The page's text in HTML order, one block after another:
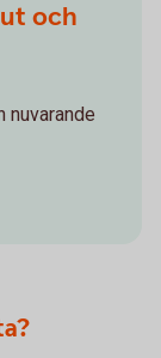
och
nuvarande